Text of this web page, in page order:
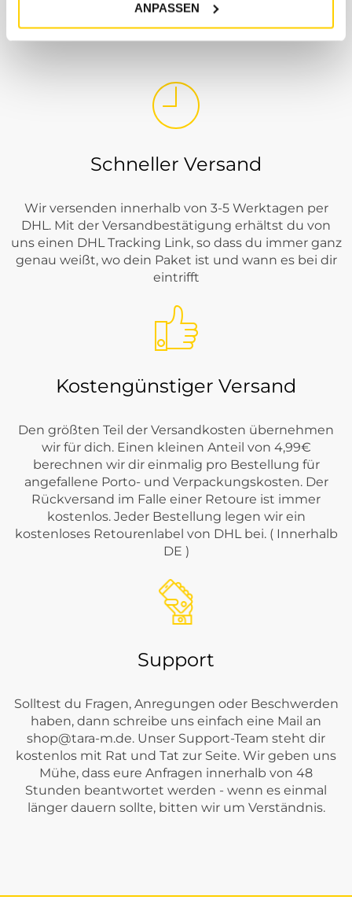
ANPASSEN
UNSER SERVICE
Schneller Versand
Wir versenden innerhalb von 3-5 Werktagen per
DHL. Mit der Versandbestätigung erhältst du von
uns einen DHL Tracking Link, so dass du immer ganz
genau weißt, wo dein Paket ist und wann es bei dir
eintrifft
Kostengünstiger Versand
Den größten Teil der Versandkosten übernehmen
wir für dich. Einen kleinen Anteil von 4,99€
berechnen wir dir einmalig pro Bestellung für
angefallene Porto- und Verpackungskosten. Der
Rückversand im Falle einer Retoure ist immer
kostenlos. Jeder Bestellung legen wir ein
kostenloses Retourenlabel von DHL bei. ( Innerhalb
DE )
Support
Solltest du Fragen, Anregungen oder Beschwerden
haben, dann schreibe uns einfach eine Mail an
shop@tara-m.de. Unser Support-Team steht dir
kostenlos mit Rat und Tat zur Seite. Wir geben uns
Mühe, dass eure Anfragen innerhalb von 48
Stunden beantwortet werden - wenn es einmal
länger dauern sollte, bitten wir um Verständnis.